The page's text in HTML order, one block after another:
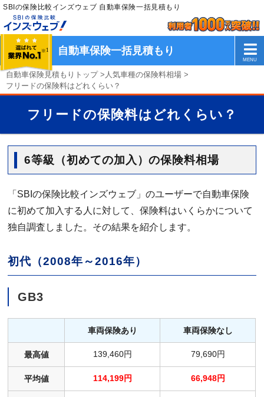
SBIの保険比較インズウェブ 自動車保険一括見積もり
自動車保険一括見積もり
自動車保険見積もりトップ> 人気車種の保険料相場 >
フリードの保険料はどれくらい？
フリードの保険料はどれくらい？
6等級（初めての加入）の保険料相場
「SBIの保険比較インズウェブ」のユーザーで自動車保険
に初めて加入する人に対して、保険料はいくらかについて
独自調査しました。その結果を紹介します。
初代（2008年～2016年）
GB3
車両保険あり 車両保険なし
最高値 139,460円 79,690円
平均値 114,199円 66,948円